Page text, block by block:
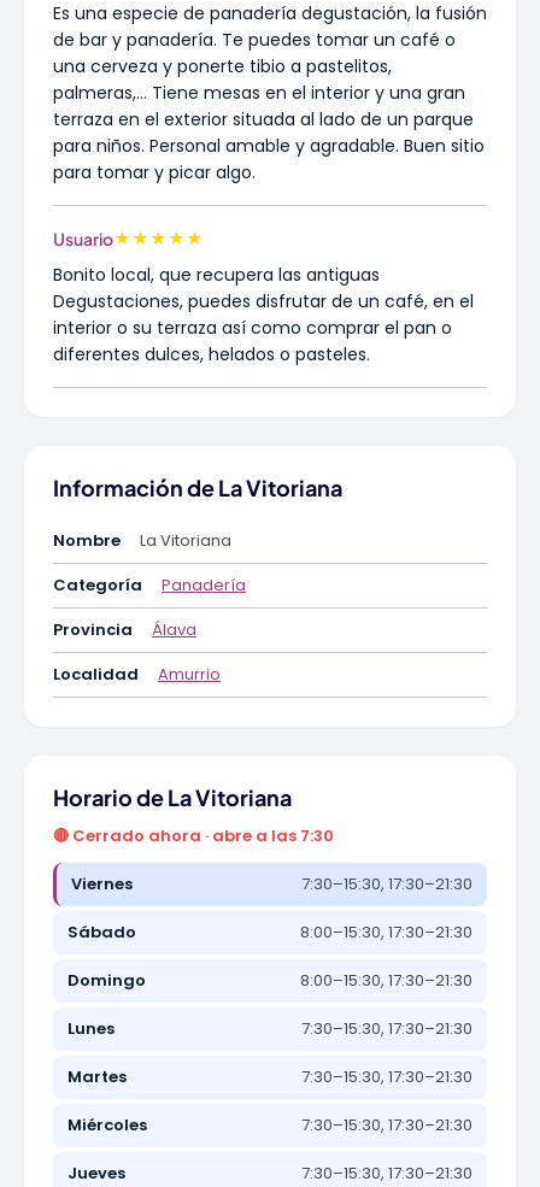
Es una especie de panadería degustación, la fusión
de bar y panadería. Te puedes tomar un café o
una cerveza y ponerte tibio a pastelitos,
palmeras,... Tiene mesas en el interior y una gran
terraza en el exterior situada al lado de un parque
para niños. Personal amable y agradable. Buen sitio
para tomar y picar algo.
Usuario★★★★★
Bonito local, que recupera las antiguas
Degustaciones, puedes disfrutar de un café, en el
interior o su terraza así como comprar el pan o
diferentes dulces, helados o pasteles.
Información de La Vitoriana
Nombre
La Vitoriana
Categoría
Panadería
Provincia
Álava
Localidad
Amurrio
Horario de La Vitoriana
🔴 Cerrado ahora · abre a las 7:30
Viernes 7:30–15:30, 17:30–21:30
Sábado 8:00–15:30, 17:30–21:30
Domingo 8:00–15:30, 17:30–21:30
Lunes 7:30–15:30, 17:30–21:30
Martes 7:30–15:30, 17:30–21:30
Miércoles 7:30–15:30, 17:30–21:30
Jueves 7:30–15:30, 17:30–21:30